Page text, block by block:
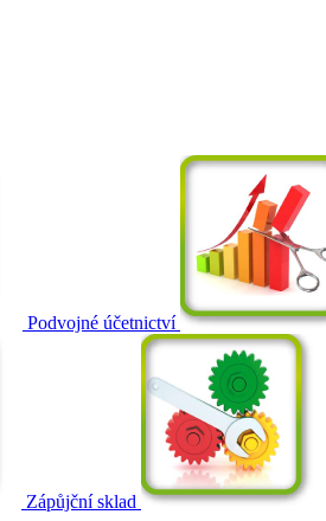
Podvojné účetnictví
Zápůjční sklad